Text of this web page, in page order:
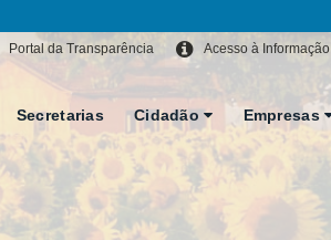
Acesso à Informação
Portal da Transparência
Secretarias Cidadão Empresas